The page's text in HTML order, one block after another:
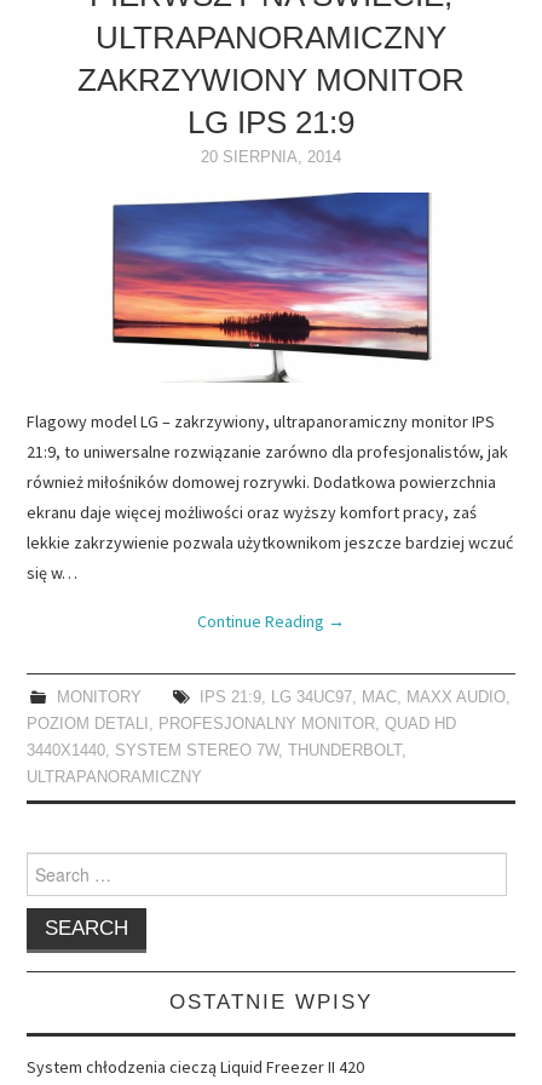
NAPĘDY
OPROGRAMOWANIE
ULTRAPANORAMICZNY
ZAKRZYWIONY MONITOR
LG IPS 21:9
20 SIERPNIA, 2014
Flagowy model LG – zakrzywiony, ultrapanoramiczny monitor IPS
21:9, to uniwersalne rozwiązanie zarówno dla profesjonalistów, jak
również miłośników domowej rozrywki. Dodatkowa powierzchnia
ekranu daje więcej możliwości oraz wyższy komfort pracy, zaś
lekkie zakrzywienie pozwala użytkownikom jeszcze bardziej wczuć
się w…
Continue Reading →
MONITORY IPS 21:9, LG 34UC97, MAC, MAXX AUDIO,
POZIOM DETALI , PROFESJONALNY MONITOR,QUAD HD
3440X1440, SYSTEM STEREO 7W, THUNDERBOLT ,
ULTRAPANORAMICZNY
Search
for:
OSTATNIE WPISY
System chłodzenia cieczą Liquid Freezer II 420